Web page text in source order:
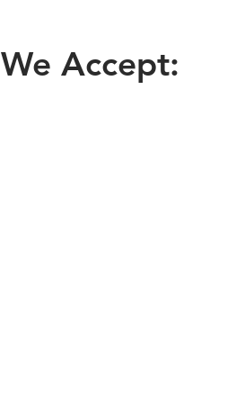
We Accept: